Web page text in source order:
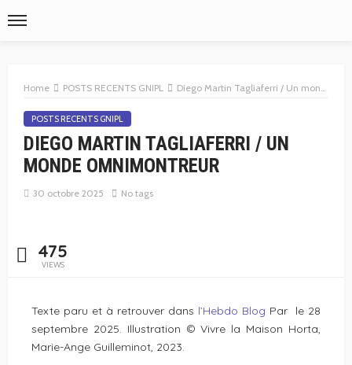
Home POSTS RECENTS GNIPL Diego Martin Tagliaferri / Un monde omnimontreur
POSTS RECENTS GNIPL
DIEGO MARTIN TAGLIAFERRI / UN
MONDE OMNIMONTREUR
30 octobre 2025 No tags
475
VIEWS
Texte paru et à retrouver dans l’Hebdo Blog Par le 28
septembre 2025. Illustration © Vivre la Maison Horta,
Marie-Ange Guilleminot, 2023.